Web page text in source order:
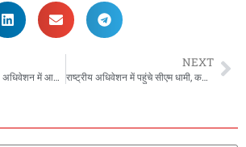
CM धामी ने की ABVP अधिवेशन में आये देशभर के प्रतिनिधियों और कार्यकर्ताओं पर पुष्पवर्षा, कहा- PM मोदी के नेतृत्व में आगे बढ़ रहा प्रदेश का युवा वर्ग
NEXT
राष्ट्रीय अधिवेशन में पहुंचे सीएम धामी, कहा- ‘ एबीवीपी ने हमेशा राष्ट्र प्रथम की भावना को किया मजबूत’